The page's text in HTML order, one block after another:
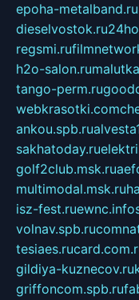
epoha-metalband.ru
dieselvostok.ru
regsmi.ru
h2o-salon.ru
tango-perm.ru
webkrasotki.com
ankou.spb.ru
sakhatoday.ru
golf2club.msk.ru
multimodal.msk.ru
isz-fest.ruewnc.info
volnav.spb.ru
tesiaes.ru
gildiya-kuznecov.ru
griffoncom.spb.ru